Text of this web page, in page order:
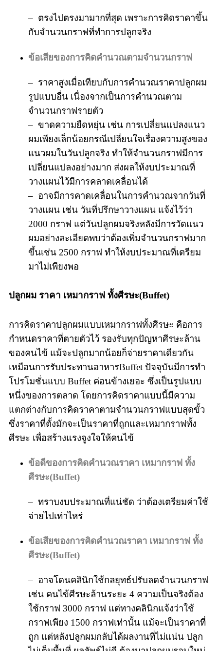
– ตรงไปตรงมามากที่สุด เพราะการคิดราคาขึ้น
กับจำนวนกราฟที่ทำการปลูกจริง
ข้อเสียของการคิดคำนวณตามจำนวนกราฟ
– ราคาสูงเมื่อเทียบกับการคำนวณราคาปลูกผม
รูปแบบอื่น เนื่องจากเป็นการคำนวณตาม
จำนวนกราฟรายตัว
– ขาดความยืดหยุ่น เช่น การเปลี่ยนแปลงแนว
ผมเพียงเล็กน้อยกรณีเปลี่ยนใจเรื่องความสูงของ
แนวผมในวันปลูกจริง ทำให้จำนวนกราฟมีการ
เปลี่ยนแปลงอย่างมาก ส่งผลให้งบประมาณที่
วางแผนไว้มีการคลาดเคลื่อนได้
– อาจมีการคาดเคลื่อนในการคำนวณจากวันที่
วางแผน เช่น วันที่ปรึกษาวางแผน แจ้งไว้ว่า
2000 กราฟ แต่วันปลูกผมจริงหลังมีการวัดแนว
ผมอย่างละเอียดพบว่าต้องเพิ่มจำนวนกราฟมาก
ขึ้นเช่น 2500 กราฟ ทำให้งบประมาณที่เตรียม
มาไม่เพียงพอ
ปลูกผม ราคา เหมากราฟ ทั้งศีรษะ(Buffet)
การคิดราคาปลูกผมแบบเหมากราฟทั้งศีรษะ คือการ
กำหนดราคาที่ตายตัวไว้ รองรับทุกปัญหาศีรษะล้าน
ของคนไข้ แม้จะปลูกมากน้อยก็จ่ายราคาเดียวกัน
เหมือนการรับประทานอาหารBuffet ปัจจุบันมีการทำ
โปรโมชั่นแบบ Buffet ค่อนข้างเยอะ ซึ่งเป็นรูปแบบ
หนึ่งของการตลาด โดยการคิดราคาแบบนี้มีความ
แตกต่างกับการคิดราคาตามจำนวนกราฟแบบสุดขั้ว
ซึ่งราคาที่ตั้งมักจะเป็นราคาที่ถูกและเหมากราฟทั้ง
ศีรษะ เพื่อสร้างแรงจูงใจให้คนไข้
ข้อดีของการคิดคำนวณราคา เหมากราฟ ทั้ง
ศีรษะ(Buffet)
– ทราบงบประมาณที่แน่ชัด ว่าต้องเตรียมค่าใช้
จ่ายไปเท่าไหร่
ข้อเสียของการคิดคำนวณราคา เหมากราฟ ทั้ง
ศีรษะ(Buffet)
– อาจโดนคลินิกใช้กลยุทธ์ปรับลดจำนวนกราฟ
เช่น คนไข้ศีรษะล้านระยะ 4 ความเป็นจริงต้อง
ใช้กราฟ 3000 กราฟ แต่ทางคลินิกแจ้งว่าใช้
กราฟเพียง 1500 กราฟเท่านั้น แม้จะเป็นราคาที่
ถูก แต่หลังปลูกผมกลับได้ผลงานที่ไม่แน่น ปลูก